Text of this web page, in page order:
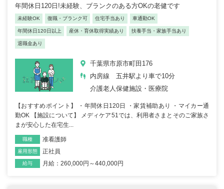
年間休日120日!未経験、ブランクのある方OKの老健です
未経験OK 復職・ブランク可 住宅手当あり 車通勤OK
年間休日120日以上 産休・育休取得実績あり 扶養手当・家族手当あり
退職金あり
千葉県市原市町田176
内房線 五井駅より車で10分
介護老人保健施設・医療院
【おすすめポイント】 ・年間休日120日 ・家賃補助あり ・マイカー通
勤OK 【施設について】 メディケア51では、利用者さまとそのご家族さ
まが安心した在宅生...
職種 准看護師
雇用形態 正社員
給与 月給：260,000円～440,000円